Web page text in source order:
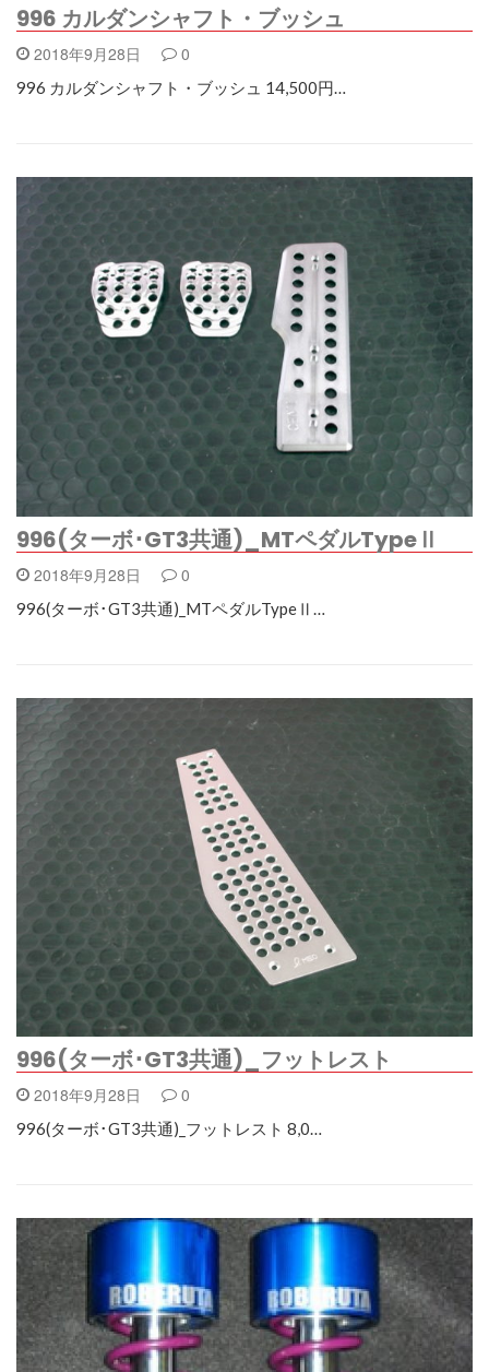
996 カルダンシャフト・ブッシュ
2018年9月28日 0
996 カルダンシャフト・ブッシュ 14,500円…
996(ターボ･GT3共通)_MTペダルTypeⅡ
2018年9月28日 0
996(ターボ･GT3共通)_MTペダルTypeⅡ…
996(ターボ･GT3共通)_フットレスト
2018年9月28日 0
996(ターボ･GT3共通)_フットレスト 8,0…